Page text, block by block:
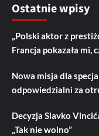
Ostatnie wpisy
„Polski aktor z
Francja pokazała mi,
Nowa misja dla
odpowiedzialni za
Decyzja Slavko
„Tak nie wolno”